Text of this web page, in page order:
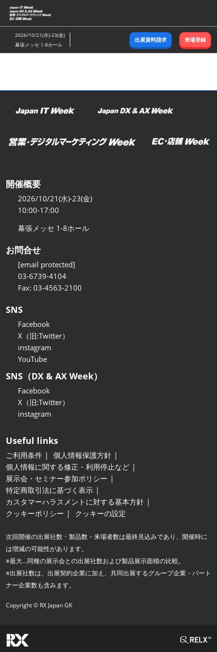
ス
キ
ッ
し
む
2026/10/21(水)-23(金)
幕張メッセ 1-8ホール
出展資料請求 来場登録
開催概要
2026/10/21(水)-23(金)
10:00-17:00
幕張メッセ 1-8ホール
お問合せ
[email protected]
03-6739-4104
Fax: 03-4563-2100
SNS
Facebook
X（旧:Twitter）
instagram
YouTube
SNS（DX & AX Week）
Facebook
X（旧:Twitter）
instagram
Useful links
ご利用条件
個人情報保護方針
個人情報に関する修正・利用停止など
展示会・セミナー参加ポリシー
特定商取引法に基づく表示
カスタマーハラスメントに対する基本方針
クッキーポリシー
クッキーの設定
次回開催の出展社数・製品数・来場者数は最終見込みであり、開催時に
は増減の可能性があります。
※最大…同種の展示会との出展社数および製品展示面積の比較。
※出展社数は、出展契約企業に加え、共同出展するグループ企業・パート
ナー企業数も含みます。
Copyright © RX Japan GK